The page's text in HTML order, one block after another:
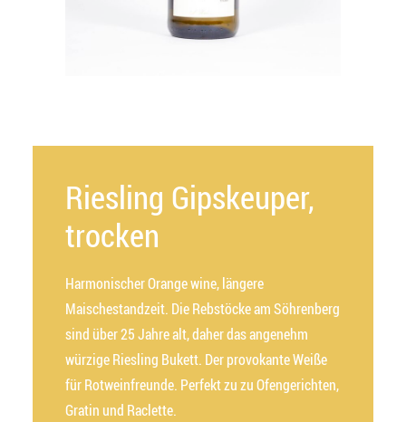
Riesling Gipskeuper,
trocken
Harmonischer Orange wine, längere
Maischestandzeit. Die Rebstöcke am Söhrenberg
sind über 25 Jahre alt, daher das angenehm
würzige Riesling Bukett. Der provokante Weiße
für Rotweinfreunde. Perfekt zu zu Ofengerichten,
Gratin und Raclette.